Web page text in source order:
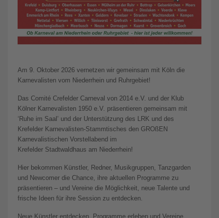
Am 9. Oktober 2026 vernetzen wir gemeinsam mit Köln die
Karnevalisten vom Niederrhein und Ruhrgebiet!
Das Comité Crefelder Carneval von 2014 e.V. und der Klub
Kölner Karnevalisten 1950 e.V. präsentieren gemeinsam mit
‘Ruhe im Saal’ und der Unterstützung des LRK und des
Krefelder Karnevalisten-Stammtisches den GROßEN
Karnevalistischen Vorstellabend im
Krefelder Stadtwaldhaus am Niederrhein!
Hier bekommen Künstler, Redner, Musikgruppen, Tanzgarden
und Newcomer die Chance, ihre aktuellen Programme zu
präsentieren – und Vereine die Möglichkeit, neue Talente und
frische Ideen für ihre Session zu entdecken.
Neue Künstler entdecken, Programme erleben und Vereine